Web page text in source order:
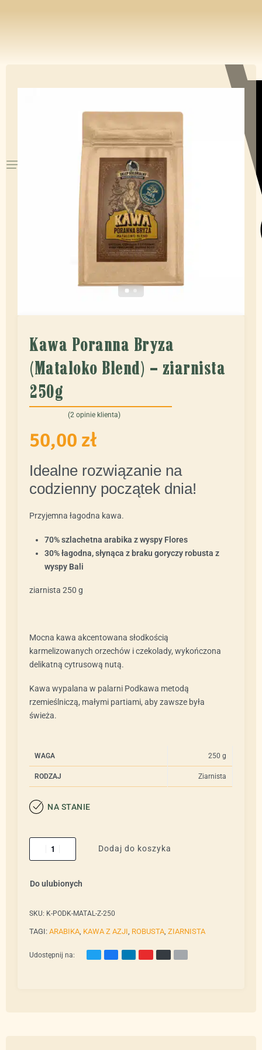
Kawa Poranna Bryza
(Mataloko Blend) – ziarnista
250g
(2 opinie klienta)
50,00 zł
Idealne rozwiązanie na
codzienny początek dnia!
Przyjemna łagodna kawa.
70% szlachetna arabika z wyspy Flores
30% łagodna, słynąca z braku goryczy robusta z
wyspy Bali
ziarnista 250 g
Mocna kawa akcentowana słodkością
karmelizowanych orzechów i czekolady, wykończona
delikatną cytrusową nutą.
Kawa wypalana w palarni Podkawa metodą
rzemieślniczą, małymi partiami, aby zawsze była
świeża.
WAGA 250 g
RODZAJ Ziarnista
NA STANIE
Dodaj do koszyka
Do ulubionych
SKU: K-PODK-MATAL-Z-250
TAGI: ARABIKA KAWA Z AZJI ROBUSTA ZIARNISTA
Udostępnij na: